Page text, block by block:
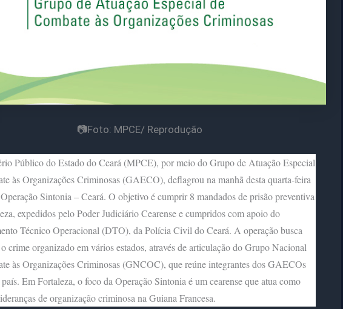
📷Foto: MPCE/ Reprodução
Público do Estado do Ceará (MPCE), por meio do Grupo de Atuação Especial
às Organizações Criminosas (GAECO), deflagrou na manhã desta quarta-feira
Sintonia – Ceará. O objetivo é cumprir 8 mandados de prisão preventiva
expedidos pelo Poder Judiciário Cearense e cumpridos com apoio do
Técnico Operacional (DTO), da Polícia Civil do Ceará. A operação busca
crime organizado em vários estados, através de articulação do Grupo Nacional
às Organizações Criminosas (GNCOC), que reúne integrantes dos GAECOs
Em Fortaleza, o foco da Operação Sintonia é um cearense que atua como
de organização criminosa na Guiana Francesa.